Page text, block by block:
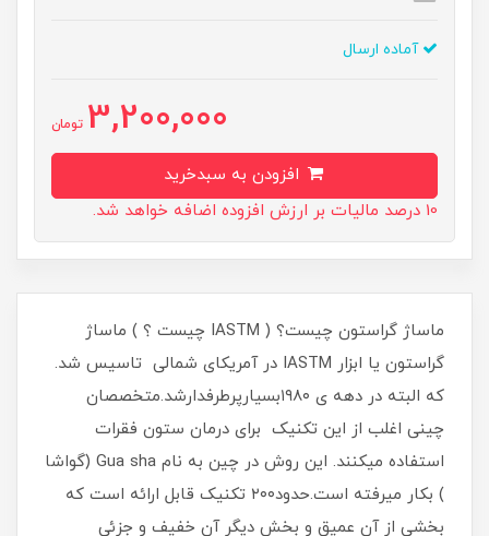
آماده ارسال
3,200,000 تومان
10 درصد مالیات بر ارزش افزوده اضافه خواهد شد.
ماساژ گراستون چیست؟ ( IASTM چیست ؟ ) ماساژ
گراستون یا ابزار IASTM در آمریکای شمالی تاسیس شد.
که البته در دهه ی ۱۹۸۰بسیارپرطرفدارشد.متخصصان
چینی اغلب از این تکنیک برای درمان ستون فقرات
استفاده میکنند. این روش در چین به نام Gua sha (گواشا
) بکار میرفته است.حدود۲۰۰ تکنیک قابل ارائه است که
بخشی از آن عمیق و بخش دیگر آن خفیف و جزئی